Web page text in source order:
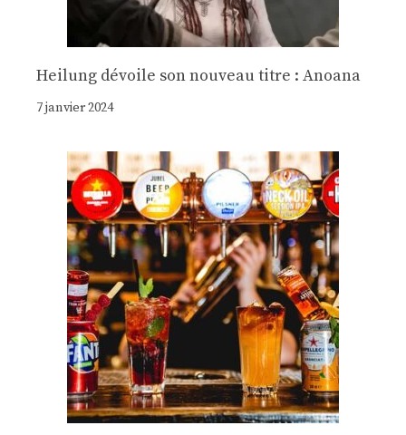
Heilung dévoile son nouveau titre : Anoana
7 janvier 2024